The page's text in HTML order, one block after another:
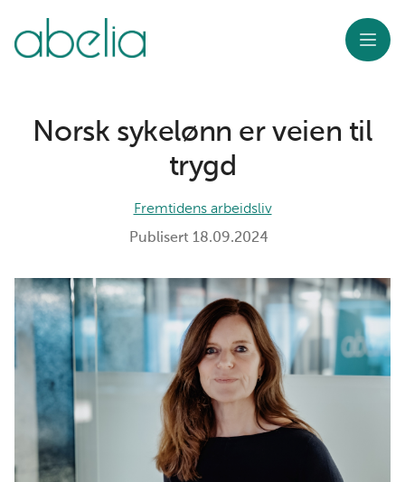
Meny
Norsk sykelønn er veien til
trygd
Fremtidens arbeidsliv
Publisert 18.09.2024